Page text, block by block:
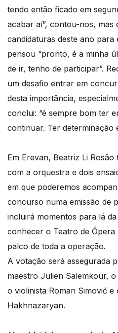
tendo então ficado em
acabar aí”, contou-nos, mas
candidaturas deste ano para
pensou “pronto, é a minha
de ir, tenho de participar”.
um desafio entrar em
desta importância,
conclui: “é sempre bom ter
continuar. Ter determinação
Em Erevan, Beatriz Li
com a orquestra e dois
em que poderemos
concurso numa emissão de
incluirá momentos para lá
conhecer o Teatro de Ópera
palco de toda a operação.
A votação será assegurada
maestro Julien Salemkour,
o violinista Roman Simović
Hakhnazaryan.